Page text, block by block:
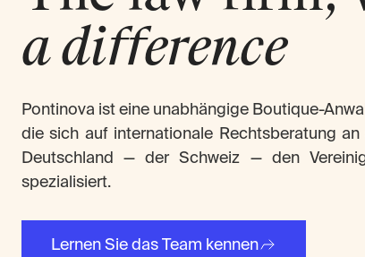
a difference
Pontinova ist eine unabhängige Boutique-
die sich auf internationale Rechtsberatung
Deutschland — der Schweiz — den
spezialisiert.
Lernen Sie das Team kennen